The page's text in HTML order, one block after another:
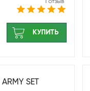
1 отзыв
КУПИТЬ
SET